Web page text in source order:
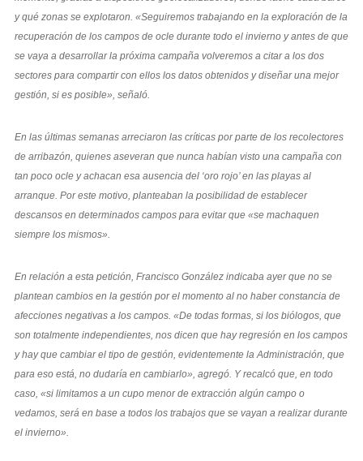
y qué zonas se explotaron. «Seguiremos trabajando en la exploración de la
recuperación de los campos de ocle durante todo el invierno y antes de que
se vaya a desarrollar la próxima campaña volveremos a citar a los dos
sectores para compartir con ellos los datos obtenidos y diseñar una mejor
gestión, si es posible», señaló.
En las últimas semanas arreciaron las críticas por parte de los recolectores
de arribazón, quienes aseveran que nunca habían visto una campaña con
tan poco ocle y achacan esa ausencia del ‘oro rojo’ en las playas al
arranque. Por este motivo, planteaban la posibilidad de establecer
descansos en determinados campos para evitar que «se machaquen
siempre los mismos».
En relación a esta petición, Francisco González indicaba ayer que no se
plantean cambios en la gestión por el momento al no haber constancia de
afecciones negativas a los campos. «De todas formas, si los biólogos, que
son totalmente independientes, nos dicen que hay regresión en los campos
y hay que cambiar el tipo de gestión, evidentemente la Administración, que
para eso está, no dudaría en cambiarlo», agregó. Y recalcó que, en todo
caso, «si limitamos a un cupo menor de extracción algún campo o
vedamos, será en base a todos los trabajos que se vayan a realizar durante
el invierno».